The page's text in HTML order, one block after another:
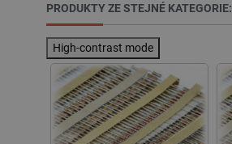
PRODUKTY ZE STEJNÉ KATEGORIE:
High-contrast mode